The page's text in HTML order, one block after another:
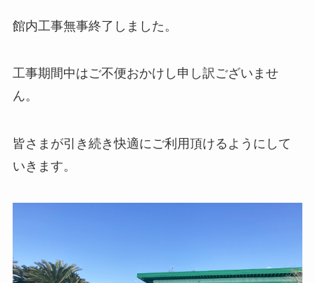
館内工事無事終了しました。
工事期間中はご不便おかけし申し訳ございませ
ん。
皆さまが引き続き快適にご利用頂けるようにして
いきます。